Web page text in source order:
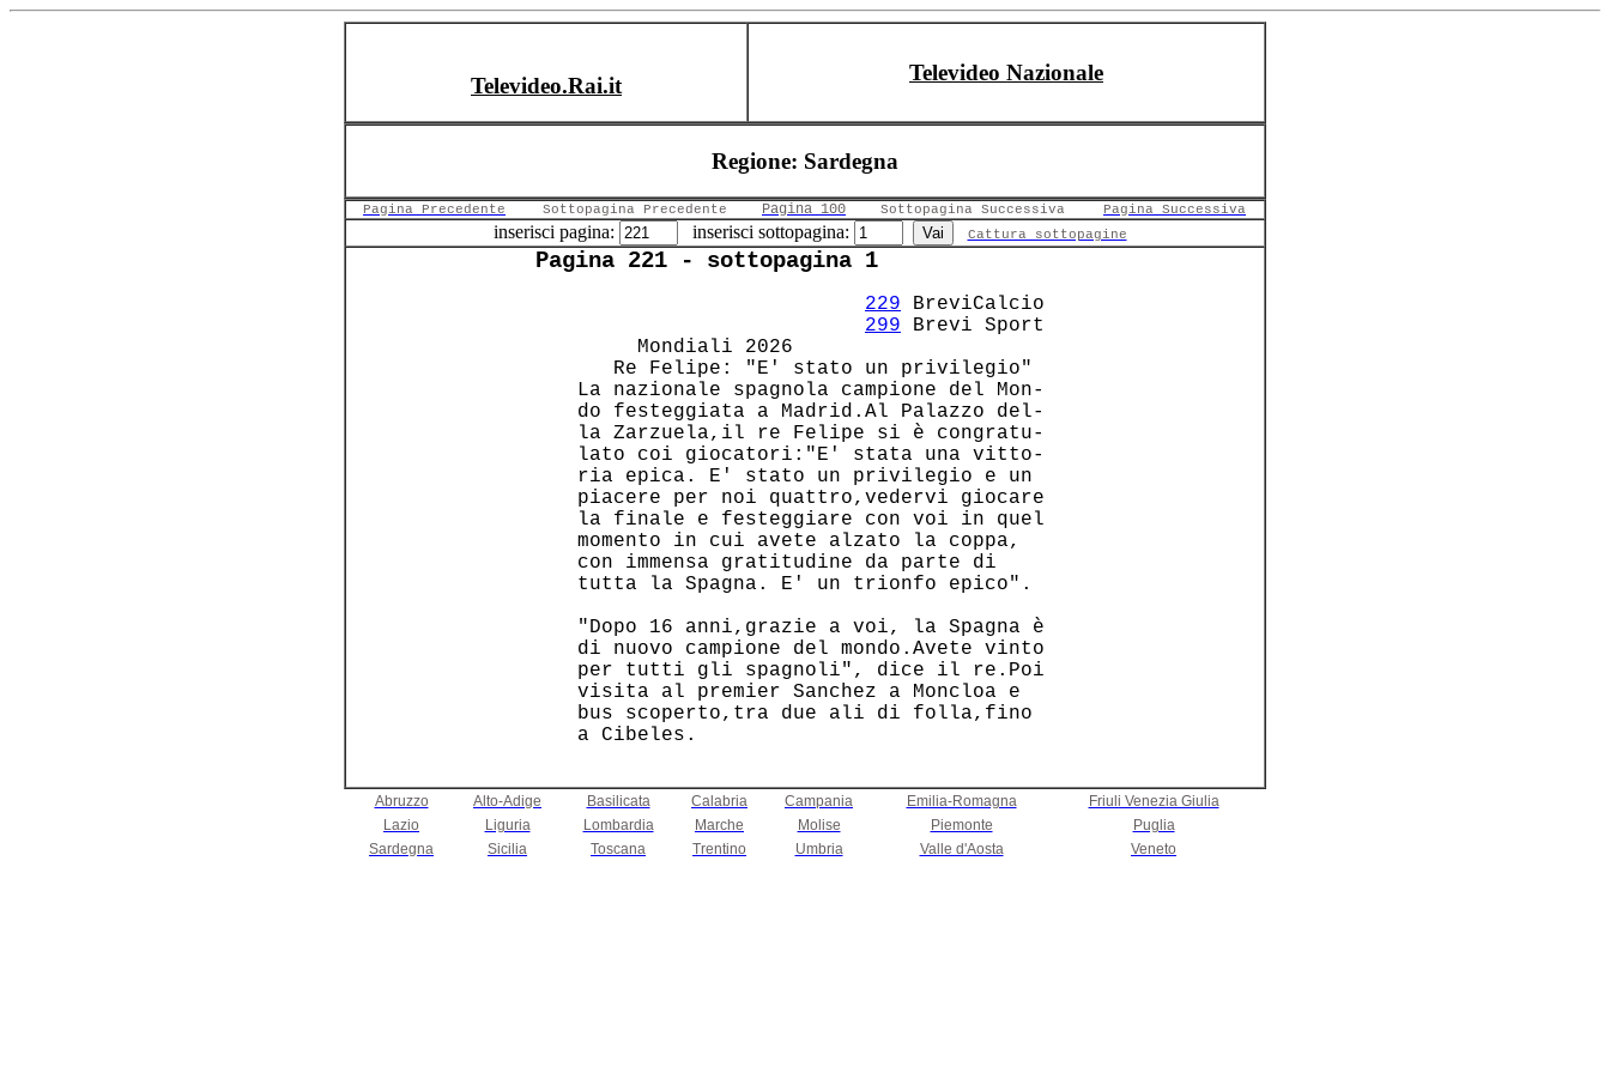
Televideo.Rai.it
Televideo Nazionale
Regione: Sardegna
Pagina Precedente Sottopagina Precedente Pagina 100 Sottopagina Successiva Pagina Successiva
inserisci pagina: inserisci sottopagina: Cattura sottopagine
Pagina 221 - sottopagina 1
229 BreviCalcio
299 Brevi Sport
      Mondiali 2026
    Re Felipe: "E' stato un privilegio"
La nazionale spagnola campione del Mon-
do festeggiata a Madrid.Al Palazzo del-
la Zarzuela,il re Felipe si è congratu-
lato coi giocatori:"E' stata una vitto-
ria epica. E' stato un privilegio e un
piacere per noi quattro,vedervi giocare
la finale e festeggiare con voi in quel
momento in cui avete alzato la coppa,
con immensa gratitudine da parte di
tutta la Spagna. E' un trionfo epico".
"Dopo 16 anni,grazie a voi, la Spagna è
di nuovo campione del mondo.Avete vinto
per tutti gli spagnoli", dice il re.Poi
visita al premier Sanchez a Moncloa e
bus scoperto,tra due ali di folla,fino
a Cibeles.
Abruzzo Alto-Adige Basilicata Calabria Campania Emilia-Romagna
Friuli Venezia Giulia
Lazio
Liguria Lombardia Marche Molise Piemonte
Puglia
Sardegna
Sicilia Toscana Trentino Umbria Valle d'Aosta Veneto